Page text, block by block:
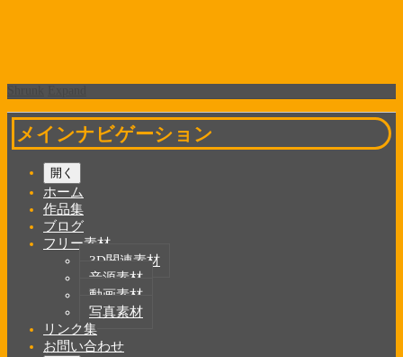
メインナビゲーション
開く
ホーム
作品集
ブログ
フリー素材
3D関連素材
音源素材
動画素材
写真素材
リンク集
お問い合わせ